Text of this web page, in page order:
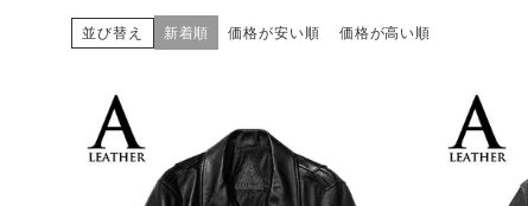
並び替え 新着順 価格が安い順 価格が高い順